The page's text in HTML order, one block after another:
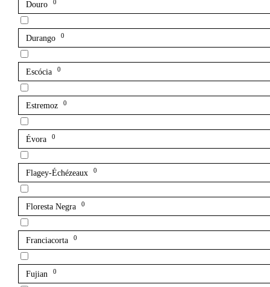
Douro 0
Durango 0
Escócia 0
Estremoz 0
Évora 0
Flagey-Échézeaux 0
Floresta Negra 0
Franciacorta 0
Fujian 0